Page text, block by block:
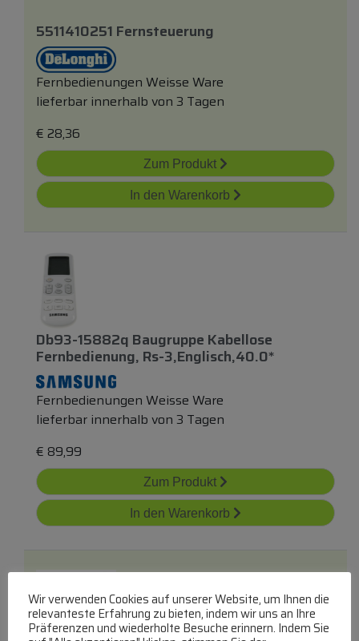
5511410251 Fernsteuerung
Fernbedienungen Weisse Ware
lieferbar innerhalb von 3 Tagen
€ 28,36
Zum Produkt
In den Warenkorb
Db93-15882q Baugruppe Kabellose
Fernbedienung, Rs-3,englisch,40.0*
Fernbedienungen Weisse Ware
lieferbar innerhalb von 3 Tagen
€ 89,99
Zum Produkt
In den Warenkorb
Wir verwenden Cookies auf unserer Website, um Ihnen die
relevanteste Erfahrung zu bieten, indem wir uns an Ihre
Präferenzen und wiederholte Besuche erinnern. Indem Sie